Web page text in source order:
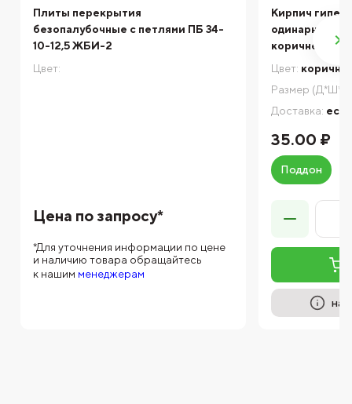
Плиты перекрытия
безопалубочные с петлями ПБ 34-
10-12,5 ЖБИ-2
Цвет:
Цена по запросу*
*Для уточнения информации по цене
и наличию товара обращайтесь
к нашим менеджерам
Кирпич
одинарный
коричневый
Цвет:
Размер
Доставка: есть
35.00 ₽
Поддон
на